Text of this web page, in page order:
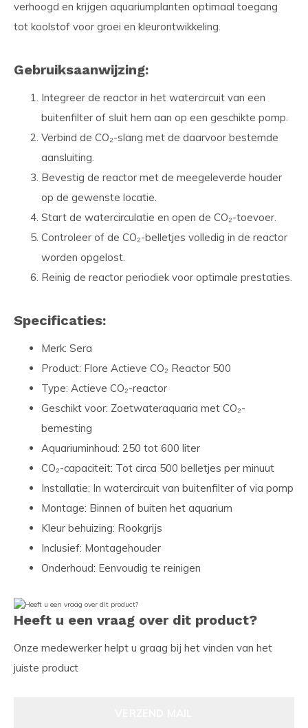
verhoogd en krijgen aquariumplanten optimaal toegang
tot koolstof voor groei en kleurontwikkeling.
Gebruiksaanwijzing:
Integreer de reactor in het watercircuit van een
buitenfilter of sluit hem aan op een geschikte pomp.
Verbind de CO₂-slang met de daarvoor bestemde
aansluiting.
Bevestig de reactor met de meegeleverde houder
op de gewenste locatie.
Start de watercirculatie en open de CO₂-toevoer.
Controleer of de CO₂-belletjes volledig in de reactor
worden opgelost.
Reinig de reactor periodiek voor optimale prestaties.
Specificaties:
Merk: Sera
Product: Flore Actieve CO₂ Reactor 500
Type: Actieve CO₂-reactor
Geschikt voor: Zoetwateraquaria met CO₂-
bemesting
Aquariuminhoud: 250 tot 600 liter
CO₂-capaciteit: Tot circa 500 belletjes per minuut
Installatie: In watercircuit van buitenfilter of via pomp
Montage: Binnen of buiten het aquarium
Kleur behuizing: Rookgrijs
Inclusief: Montagehouder
Onderhoud: Eenvoudig te reinigen
Heeft u een vraag over dit product?
Onze medewerker helpt u graag bij het vinden van het
juiste product